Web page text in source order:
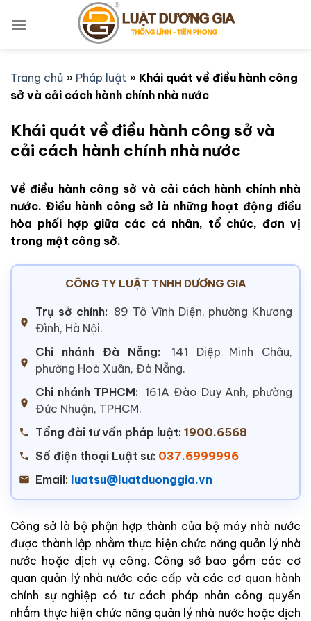
qua
Trang chủ » Pháp luật » Khái quát về điều hành công
sở và cải cách hành chính nhà nước
Khái quát về điều hành công sở và
cải cách hành chính nhà nước
Về điều hành công sở và cải cách hành chính nhà
nước. Điều hành công sở là những hoạt động điều
hòa phối hợp giữa các cá nhân, tổ chức, đơn vị
trong một công sở.
CÔNG TY LUẬT TNHH DƯƠNG GIA
Trụ sở chính: 89 Tô Vĩnh Diện, phường Khương
Đình, Hà Nội.
Chi nhánh Đà Nẵng:
141 Diệp Minh Châu,
phường Hoà Xuân, Đà Nẵng.
Chi nhánh TPHCM: 161A Đào Duy Anh, phường
Đức Nhuận, TPHCM.
Tổng đài tư vấn pháp luật: 1900.6568
Số điện thoại Luật sư: 037.6999996
Email: luatsu@luatduonggia.vn
Công sở là bộ phận hợp thành của bộ máy nhà nước
được thành lập nhằm thực hiện chức năng quản lý nhà
nước hoặc dịch vụ công. Công sở bao gồm các cơ
quan quản lý nhà nước các cấp và các cơ quan hành
chính sự nghiệp có tư cách pháp nhân công quyền
nhắm thực hiện chức năng quản lý nhà nước hoặc dịch